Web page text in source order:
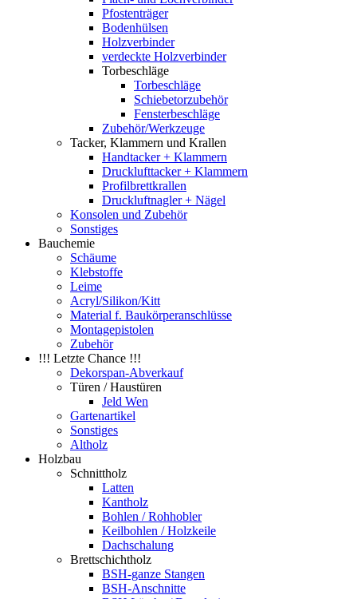
Pfostenträger
Bodenhülsen
Holzverbinder
verdeckte Holzverbinder
Torbeschläge
Torbeschläge
Schiebetorzubehör
Fensterbeschläge
Zubehör/Werkzeuge
Tacker, Klammern und Krallen
Handtacker + Klammern
Drucklufttacker + Klammern
Profilbrettkrallen
Druckluftnagler + Nägel
Konsolen und Zubehör
Sonstiges
Bauchemie
Schäume
Klebstoffe
Leime
Acryl/Silikon/Kitt
Material f. Baukörperanschlüsse
Montagepistolen
Zubehör
!!! Letzte Chance !!!
Dekorspan-Abverkauf
Türen / Haustüren
Jeld Wen
Gartenartikel
Sonstiges
Altholz
Holzbau
Schnittholz
Latten
Kantholz
Bohlen / Rohhobler
Keilbohlen / Holzkeile
Dachschalung
Brettschichtholz
BSH-ganze Stangen
BSH-Anschnitte